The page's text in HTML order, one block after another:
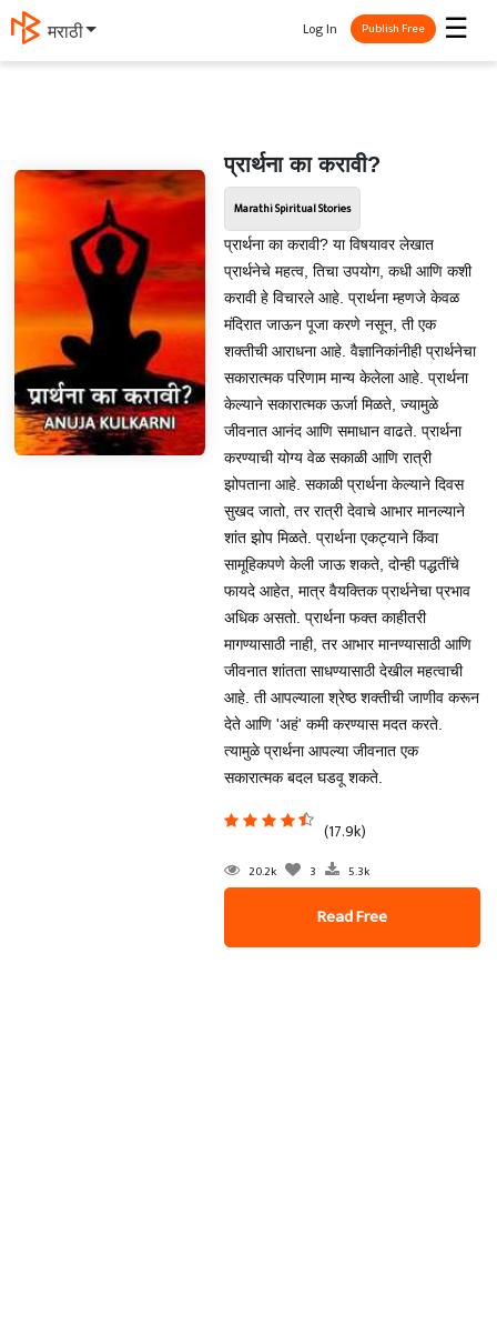
मराठी ☰
Log In Publish Free
प्रार्थना का करावी?
Marathi Spiritual Stories
प्रार्थना का करावी? या विषयावर लेखात
प्रार्थनेचे महत्व, तिचा उपयोग, कधी आणि कशी
करावी हे विचारले आहे. प्रार्थना म्हणजे केवळ
मंदिरात जाऊन पूजा करणे नसून, ती एक
शक्तीची आराधना आहे. वैज्ञानिकांनीही प्रार्थनेचा
सकारात्मक परिणाम मान्य केलेला आहे. प्रार्थना
केल्याने सकारात्मक ऊर्जा मिळते, ज्यामुळे
जीवनात आनंद आणि समाधान वाढते. प्रार्थना
करण्याची योग्य वेळ सकाळी आणि रात्री
झोपताना आहे. सकाळी प्रार्थना केल्याने दिवस
सुखद जातो, तर रात्री देवाचे आभार मानल्याने
शांत झोप मिळते. प्रार्थना एकट्याने किंवा
सामूहिकपणे केली जाऊ शकते, दोन्ही पद्धतींचे
फायदे आहेत, मात्र वैयक्तिक प्रार्थनेचा प्रभाव
अधिक असतो. प्रार्थना फक्त काहीतरी
मागण्यासाठी नाही, तर आभार मानण्यासाठी आणि
जीवनात शांतता साधण्यासाठी देखील महत्वाची
आहे. ती आपल्याला श्रेष्ठ शक्तीची जाणीव करून
देते आणि 'अहं' कमी करण्यास मदत करते.
त्यामुळे प्रार्थना आपल्या जीवनात एक
सकारात्मक बदल घडवू शकते.
(17.9k)
20.2k 3 5.3k
Read Free